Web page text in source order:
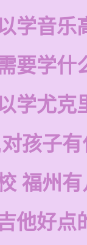
学音乐
要学什
学尤克
孩子
福州
他好点